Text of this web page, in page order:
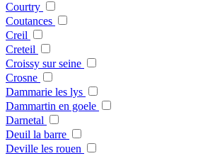
Courtry
Coutances
Creil
Creteil
Croissy sur seine
Crosne
Dammarie les lys
Dammartin en goele
Darnetal
Deuil la barre
Deville les rouen